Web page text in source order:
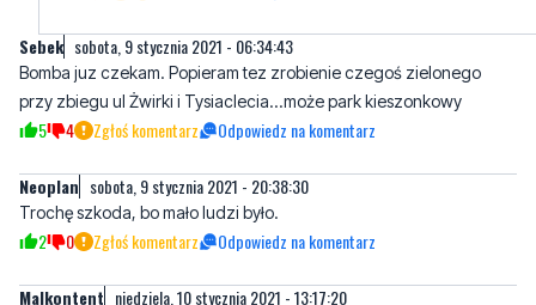
5 4 Zgłoś komentarz Odpowiedz na komentarz
Neoplan sobota, 9 stycznia 2021 - 20:38:30
Trochę szkoda, bo mało ludzi było.
Malkontent niedziela, 10 stycznia 2021 - 13:17:20
W artykule jest mowa o wysokim bezrobociu w sąsiadującej
Ono wynika tylko i wyłącznie z braku chęci pracy przez osoby tam